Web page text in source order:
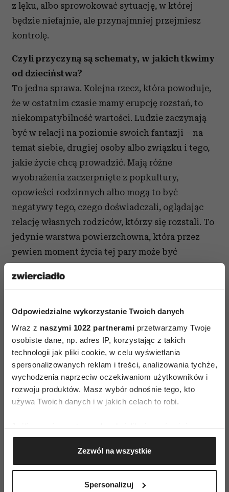
Odpowiedzialne wykorzystanie Twoich danych
Wraz z naszymi 1022 partnerami przetwarzamy Twoje
osobiste dane, np. adres IP, korzystając z takich
technologii jak pliki cookie, w celu wyświetlania
spersonalizowanych reklam i treści, analizowania tychże,
wychodzenia naprzeciw oczekiwaniom użytkowników i
rozwoju produktów. Masz wybór odnośnie tego, kto
używa Twoich danych i w jakich celach to robi.
Jeśli wyrazisz na to zgodę, chcielibyśmy również:
Gromadzić dane dotyczące Twojej lokalizacji
geograficznej z dokładnością nawet do kilku metrów
Identyfikować Twoje urządzenie, aktywnie
(fingerprinting, czyli wirtualny odcisk palca)
Zezwól na wszystkie
Spersonalizuj
z lęku, albo sprowokować sytuację, w której
będzie niefajnie, ale przynajmniej przejmiesz
kontrolę.
Czyli przyczyną są schematy, w jakich tkwimy
od dzieciństwa?
To jedna sprawa. Kolejna rzecz, która powoduje,
że w ostatnim czasie mamy erupcję rozstań, to
niekompatybilność wartości. Ludzie zaczynają
być w relacji na poziomie swoich fantazji – na
temat siebie, drugiej osoby albo związku i tego,
jakie życie chcą prowadzić. Mają różne
wyobrażenia zaczerpnięte z popkultury,
opowieści rodzinnych albo mogą to być
negatywy tego, czego doświadczali, oglądając
relację własnych rodziców, którzy się rozstali. To
jedynie warstwa powierzchowna, która przez
pewien moment życia tej pary może być
się pojawiały kolejne kryzysy, zmiany: nowa
pandemia, utrata pracy, choroba kogoś bliskiego
z rodziny – i będą działały jak woda, która
dostaje się w szczelinę i zamarza.
Czytaj także